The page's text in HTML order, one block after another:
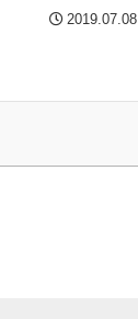
2019.07.08